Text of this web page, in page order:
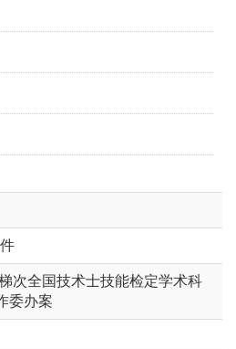
次全国技术士技能检定学术科
委办案